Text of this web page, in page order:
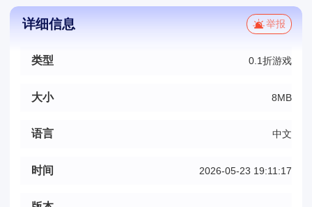
详细信息 举报
类型 0.1折游戏
大小 8MB
语言 中文
时间 2026-05-23 19:11:17